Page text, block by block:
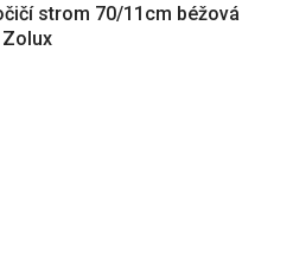
strom 70/11cm béžová
Zolux